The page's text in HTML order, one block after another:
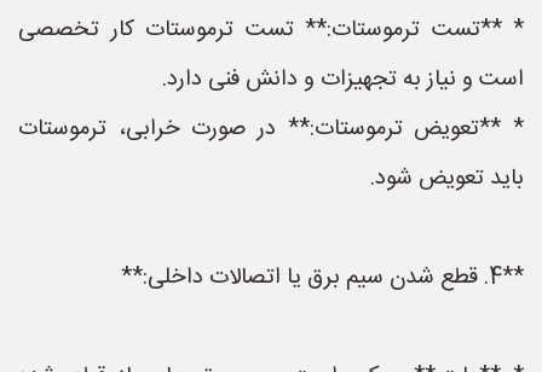
* **تست ترموستات:** تست ترموستات کار تخصصی
است و نیاز به تجهیزات و دانش فنی دارد.
* **تعویض ترموستات:** در صورت خرابی، ترموستات
باید تعویض شود.
**4. قطع شدن سیم برق یا اتصالات داخلی:**